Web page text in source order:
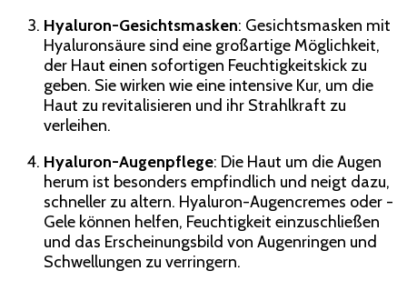
Hyaluron-Gesichtsmasken: Gesichtsmasken mit
Hyaluronsäure sind eine großartige Möglichkeit,
der Haut einen sofortigen Feuchtigkeitskick zu
geben. Sie wirken wie eine intensive Kur, um die
Haut zu revitalisieren und ihr Strahlkraft zu
verleihen.
Hyaluron-Augenpflege: Die Haut um die Augen
herum ist besonders empfindlich und neigt dazu,
schneller zu altern. Hyaluron-Augencremes oder -
Gele können helfen, Feuchtigkeit einzuschließen
und das Erscheinungsbild von Augenringen und
Schwellungen zu verringern.